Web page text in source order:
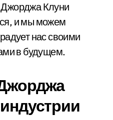
Джорджа Клуни
и мы можем
нас своими
в будущем.